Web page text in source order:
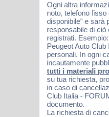
Ogni altra
noto, telefono
disponibile” e sarà
responsabile di
registrati.
Peugeot Auto
personali. In ogni
incautamente
tutti i materiali
su tua richiesta,
in caso di
Club Italia -
documento.
La richiesta di